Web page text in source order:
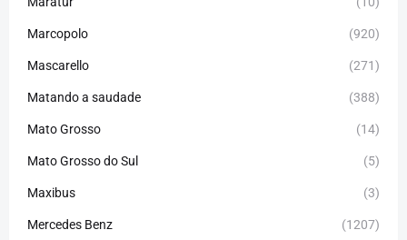
Marcopolo (920)
Mascarello (271)
Matando a saudade (388)
Mato Grosso (14)
Mato Grosso do Sul (5)
Maxibus (3)
Mercedes Benz (1207)